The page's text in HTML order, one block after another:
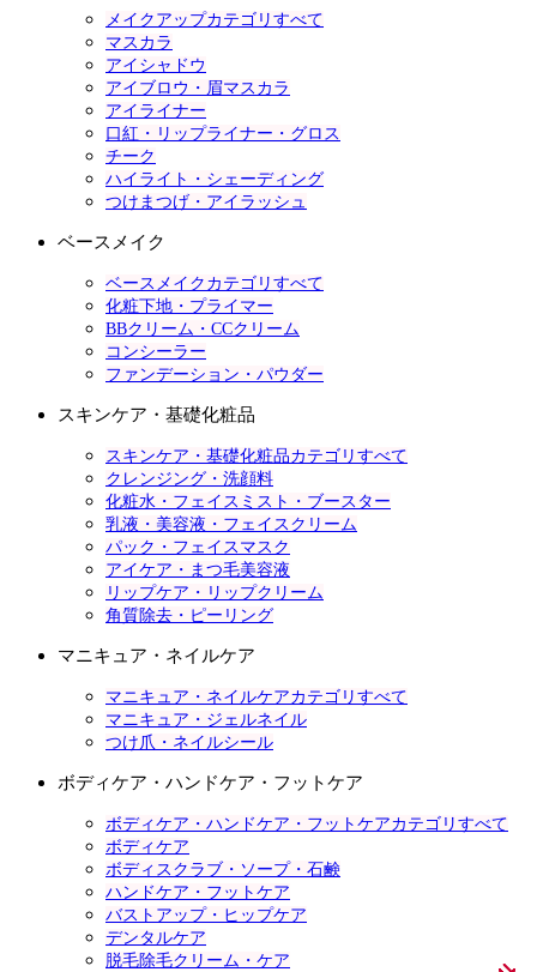
メイクアップカテゴリすべて
マスカラ
アイシャドウ
アイブロウ・眉マスカラ
アイライナー
口紅・リップライナー・グロス
チーク
ハイライト・シェーディング
つけまつげ・アイラッシュ
ベースメイク
ベースメイクカテゴリすべて
化粧下地・プライマー
BBクリーム・CCクリーム
コンシーラー
ファンデーション・パウダー
スキンケア・基礎化粧品
スキンケア・基礎化粧品カテゴリすべて
クレンジング・洗顔料
化粧水・フェイスミスト・ブースター
乳液・美容液・フェイスクリーム
パック・フェイスマスク
アイケア・まつ毛美容液
リップケア・リップクリーム
角質除去・ピーリング
マニキュア・ネイルケア
マニキュア・ネイルケアカテゴリすべて
マニキュア・ジェルネイル
つけ爪・ネイルシール
ボディケア・ハンドケア・フットケア
ボディケア・ハンドケア・フットケアカテゴリすべて
ボディケア
ボディスクラブ・ソープ・石鹸
ハンドケア・フットケア
バストアップ・ヒップケア
デンタルケア
脱毛除毛クリーム・ケア